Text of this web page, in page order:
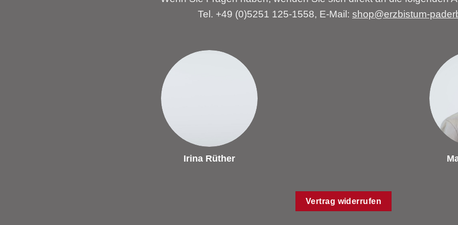
Tel. +49 (0)5251 125-1558, E-Mail: shop@erzbistum-
Irina Rüther
Vertrag widerrufen